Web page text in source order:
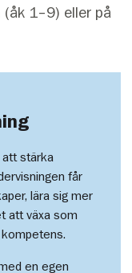
(åk 1–9) eller på
att stärka
får
lära sig mer
att växa som
en egen